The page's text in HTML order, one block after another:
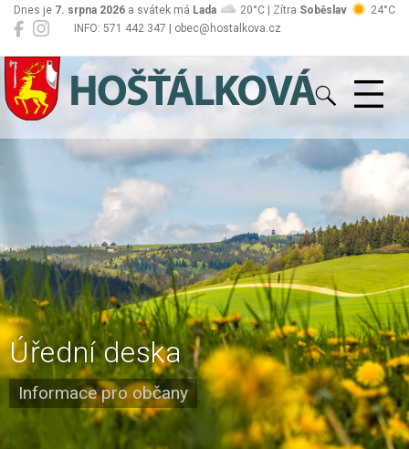
INFO: 571 442 347 | obec@hostalkova.cz
Dnes je 7. srpna 2026 a svátek má Lada 20°C | Zítra Soběslav 24°C
Hošťálková
Úřední deska
Informace pro občany